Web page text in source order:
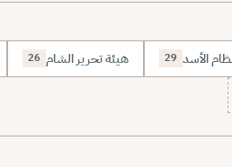
الأسد 29 هيئة تحرير الشام 26